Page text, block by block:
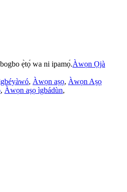
ẹ̀tọ́ wa ni ipamọ́.Àwọn Ọjà
, Àwọn aṣọ, Àwọn Aṣọ
, Àwọn aṣọ ìgbádùn,